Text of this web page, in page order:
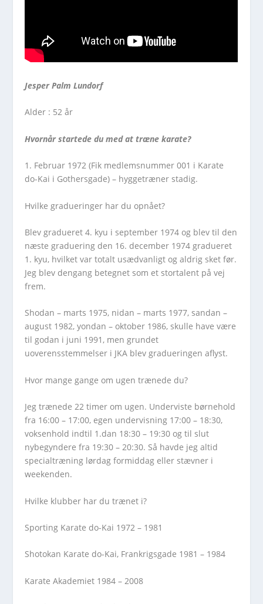
Jesper Palm Lundorf
Alder : 52 år
Hvornår startede du med at træne karate?
1. Februar 1972 (Fik medlemsnummer 001 i Karate
do-Kai i Gothersgade) – hyggetræner stadig.
Hvilke gradueringer har du opnået?
Blev gradueret 4. kyu i september 1974 og blev til den
næste graduering den 16. december 1974 gradueret
1. kyu, hvilket var totalt usædvanligt og aldrig sket før.
Jeg blev dengang betegnet som et stortalent på vej
frem.
Shodan – marts 1975, nidan – marts 1977, sandan –
august 1982, yondan – oktober 1986, skulle have være
til godan i juni 1991, men grundet
uoverensstemmelser i JKA blev gradueringen aflyst.
Hvor mange gange om ugen trænede du?
Jeg trænede 22 timer om ugen. Underviste børnehold
fra 16:00 – 17:00, egen undervisning 17:00 – 18:30,
voksenhold indtil 1.dan 18:30 – 19:30 og til slut
nybegyndere fra 19:30 – 20:30. Så havde jeg altid
specialtræning lørdag formiddag eller stævner i
weekenden.
Hvilke klubber har du trænet i?
Sporting Karate do-Kai 1972 – 1981
Shotokan Karate do-Kai, Frankrigsgade 1981 – 1984
Karate Akademiet 1984 – 2008